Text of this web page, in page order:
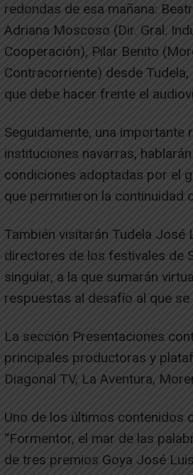
redondas de esa mañana:
Adriana Moscoso (Dir. Gral.
Cooperación), Pilar Benito
Contracorriente) desde
que debe hacer frente el
Seguidamente, una
instituciones navarras,
condiciones adoptadas por el
que permitieron la continuidad
También visitarán Tudela José
directores de los festivales de
singular, a la que sumarán
respuestas al desafío al que
La sección Presentaciones
principales productoras y
Diagonal TV, La Aventura,
Uno de los últimos contenidos
“Formentor, el mar de las
de tres premios Goya José